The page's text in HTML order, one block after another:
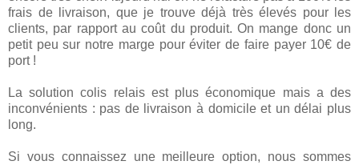
frais de livraison, que je trouve déjà très élevés pour les
clients, par rapport au coût du produit. On mange donc un
petit peu sur notre marge pour éviter de faire payer 10€ de
port !
La solution colis relais est plus économique mais a des
inconvénients : pas de livraison à domicile et un délai plus
long.
Si vous connaissez une meilleure option, nous sommes